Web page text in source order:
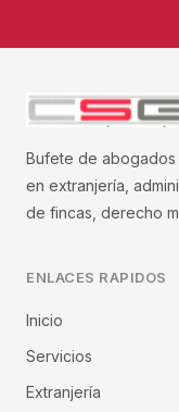
Bufete de abogados
en extranjería,
de fincas, derecho
ENLACES RAPIDOS
Inicio
Servicios
Extranjería